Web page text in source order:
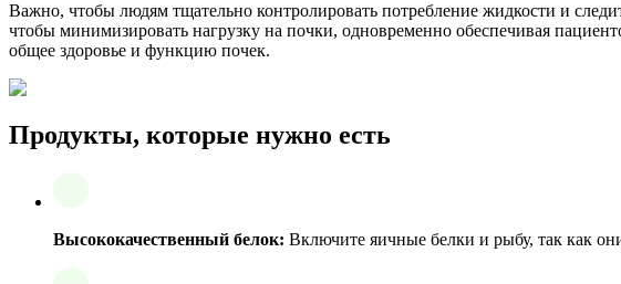
Важно, чтобы людям тщательно контролировать потребление жидкости и
чтобы минимизировать нагрузку на почки, одновременно обеспечивая
общее здоровье и функцию почек.
Продукты, которые нужно есть
Высококачественный белок: Включите яичные белки и рыбу, так как